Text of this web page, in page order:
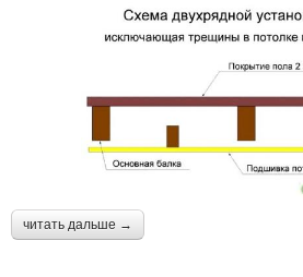
читать дальше →